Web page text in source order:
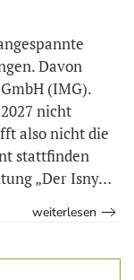
Davon
(IMG).
nicht
also nicht die
stattfinden
„Der Isny…
weiterlesen